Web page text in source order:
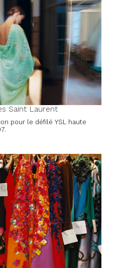
Saint Laurent
pour le défilé YSL haute